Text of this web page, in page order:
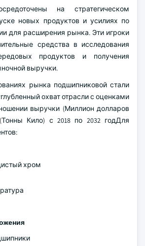
на стратегическом
новых продуктов и усилиях по
для расширения рынка. Эти игроки
средства в исследования
продуктов и получения
выручки.
рынка подшипниковой стали
охват отрасли с оценками
выручки (Миллион долларов
Кило) с 2018 по 2032 годДля
хром